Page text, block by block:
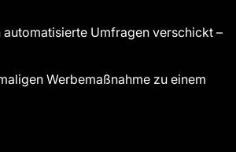
Umfragen verschickt –
Werbemaßnahme zu einem